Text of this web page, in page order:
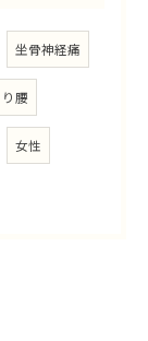
坐骨神経痛
腰
女性